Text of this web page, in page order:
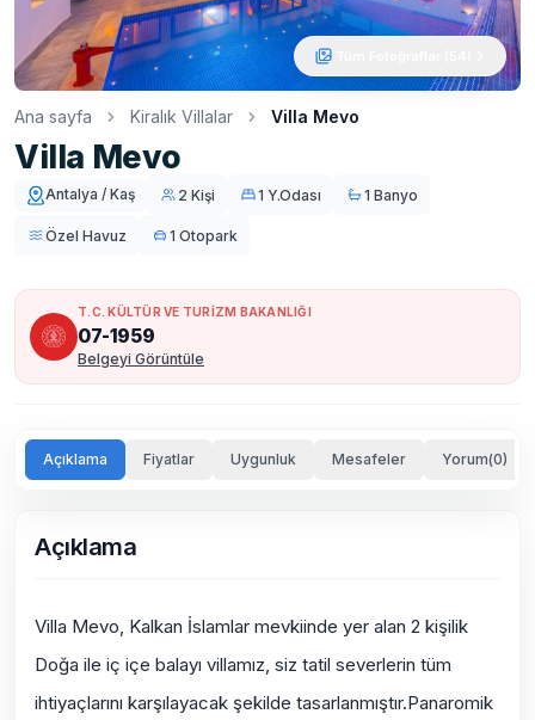
Ana sayfa Kiralık Villalar Villa Mevo
Villa Mevo
Antalya / Kaş 2 Kişi 1 Y.Odası 1 Banyo
Özel Havuz 1 Otopark
T.C. KÜLTÜR VE TURİZM BAKANLIĞI
07-1959
Belgeyi Görüntüle
Açıklama Fiyatlar Uygunluk Mesafeler Yorum(0)
Açıklama
Villa Mevo, Kalkan İslamlar mevkiinde yer alan 2 kişilik
Doğa ile iç içe balayı villamız, siz tatil severlerin tüm
ihtiyaçlarını karşılayacak şekilde tasarlanmıştır.Panaromik